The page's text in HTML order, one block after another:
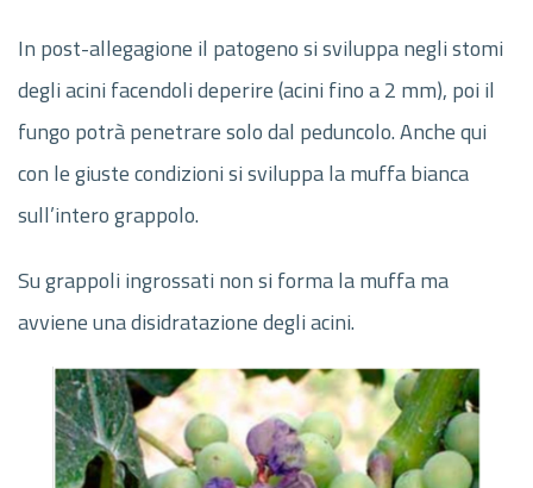
In post-allegagione il patogeno si sviluppa negli stomi
degli acini facendoli deperire (acini fino a 2 mm), poi il
fungo potrà penetrare solo dal peduncolo. Anche qui
con le giuste condizioni si sviluppa la muffa bianca
sull’intero grappolo.
Su grappoli ingrossati non si forma la muffa ma
avviene una disidratazione degli acini.